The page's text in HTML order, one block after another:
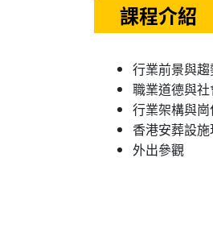
課程介紹
行業前景與
職業道德與
行業架構與
香港安葬設
外出參觀